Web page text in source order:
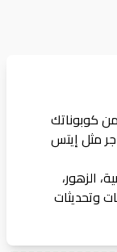
كوبوناتك
مثل إيتس
الزهور،
وتحديثات